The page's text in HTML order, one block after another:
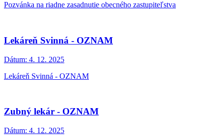
Pozvánka na riadne zasadnutie obecného zastupiteľstva
Lekáreň Svinná - OZNAM
Dátum: 4. 12. 2025
Lekáreň Svinná - OZNAM
Zubný lekár - OZNAM
Dátum: 4. 12. 2025